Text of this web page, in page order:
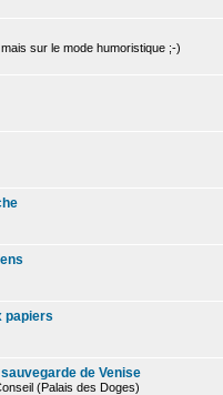
sur le mode humoristique ;-)
papiers
de Venise
(Palais des Doges)